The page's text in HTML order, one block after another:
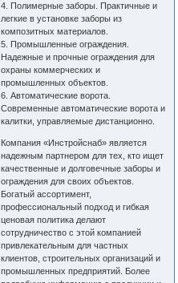
4. Полимерные заборы. Практичные и
легкие в установке заборы из
композитных материалов.
5. Промышленные ограждения.
Надежные и прочные ограждения для
охраны коммерческих и
промышленных объектов.
6. Автоматические ворота.
Современные автоматические ворота и
калитки, управляемые дистанционно.
Компания «Инстройснаб» является
надежным партнером для тех, кто ищет
качественные и долговечные заборы и
ограждения для своих объектов.
Богатый ассортимент,
профессиональный подход и гибкая
ценовая политика делают
сотрудничество с этой компанией
привлекательным для частных
клиентов, строительных организаций и
промышленных предприятий. Более